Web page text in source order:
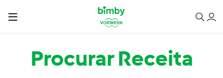
ProcurarReceita